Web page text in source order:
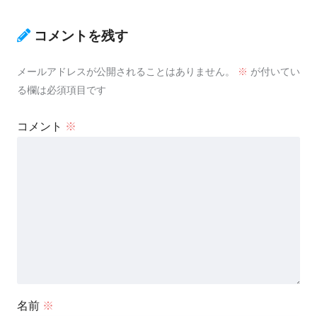
コメントを残す
メールアドレスが公開されることはありません。 ※ が付いてい
る欄は必須項目です
コメント ※
名前 ※